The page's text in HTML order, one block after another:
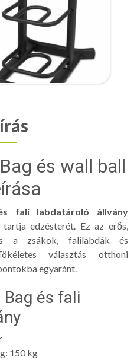
és wall ball
fali labdatároló állvány
edzésterét. Ez az erős,
a zsákok, falilabdák és
választás otthoni
egyaránt.
és fali
150 kg